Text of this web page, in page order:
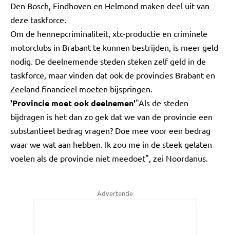
Den Bosch, Eindhoven en Helmond maken deel uit van
deze taskforce.
Om de hennepcriminaliteit, xtc-productie en criminele
motorclubs in Brabant te kunnen bestrijden, is meer geld
nodig. De deelnemende steden steken zelf geld in de
taskforce, maar vinden dat ook de provincies Brabant en
Zeeland financieel moeten bijspringen.
'Provincie moet ook deelnemen'"Als de steden
bijdragen is het dan zo gek dat we van de provincie een
substantieel bedrag vragen? Doe mee voor een bedrag
waar we wat aan hebben. Ik zou me in de steek gelaten
voelen als de provincie niet meedoet", zei Noordanus.
Advertentie